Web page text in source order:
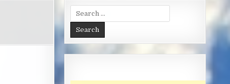
Search
for: